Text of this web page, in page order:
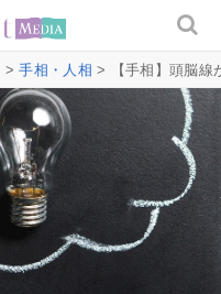
>手相・人相 > 【手相】頭脳線